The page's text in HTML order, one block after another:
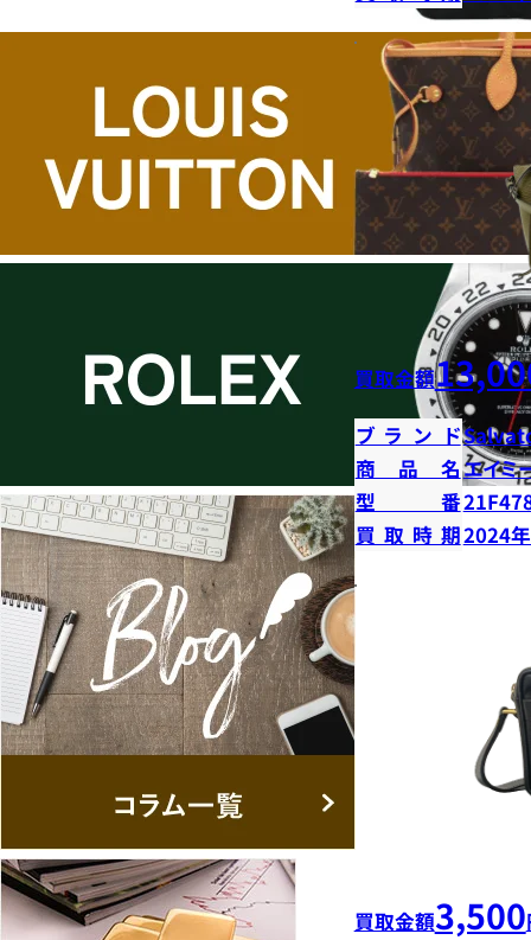
買取金額
ブランド
商品名エイミ
型番
買取時期2024
買取金額3,500